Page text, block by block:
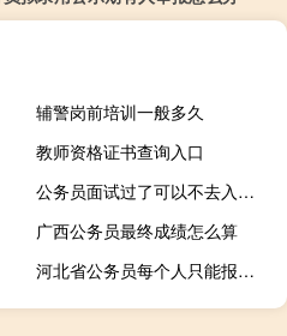
辅警岗前培训一般多久
教师资格证书查询入口
公务员面试过了可以不去入职吗
广西公务员最终成绩怎么算
河北省公务员每个人只能报一个职位吗